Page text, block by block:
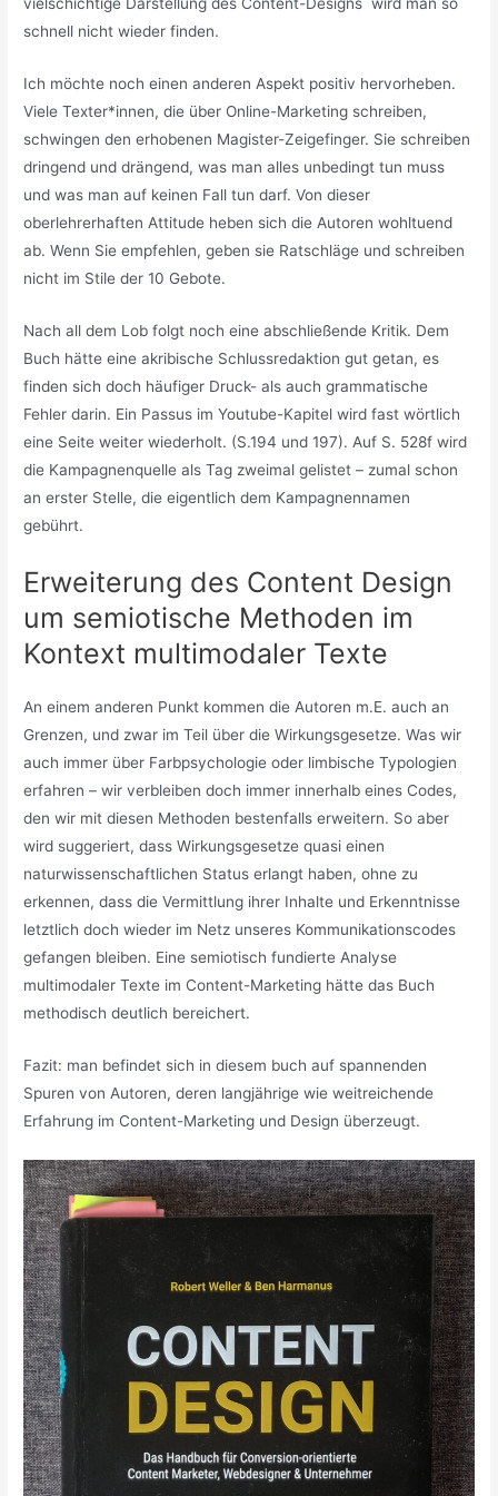
schnell nicht wieder finden.
Ich möchte noch einen anderen Aspekt positiv hervorheben.
Viele Texter*innen, die über Online-Marketing schreiben,
schwingen den erhobenen Magister-Zeigefinger. Sie schreiben
dringend und drängend, was man alles unbedingt tun muss
und was man auf keinen Fall tun darf. Von dieser
oberlehrerhaften Attitude heben sich die Autoren wohltuend
ab. Wenn Sie empfehlen, geben sie Ratschläge und schreiben
nicht im Stile der 10 Gebote.
Nach all dem Lob folgt noch eine abschließende Kritik. Dem
Buch hätte eine akribische Schlussredaktion gut getan, es
finden sich doch häufiger Druck- als auch grammatische
Fehler darin. Ein Passus im Youtube-Kapitel wird fast wörtlich
eine Seite weiter wiederholt. (S.194 und 197). Auf S. 528f wird
die Kampagnenquelle als Tag zweimal gelistet – zumal schon
an erster Stelle, die eigentlich dem Kampagnennamen
gebührt.
Erweiterung des Content Design
um semiotische Methoden im
Kontext multimodaler Texte
An einem anderen Punkt kommen die Autoren m.E. auch an
Grenzen, und zwar im Teil über die Wirkungsgesetze. Was wir
auch immer über Farbpsychologie oder limbische Typologien
erfahren – wir verbleiben doch immer innerhalb eines Codes,
den wir mit diesen Methoden bestenfalls erweitern. So aber
wird suggeriert, dass Wirkungsgesetze quasi einen
naturwissenschaftlichen Status erlangt haben, ohne zu
erkennen, dass die Vermittlung ihrer Inhalte und Erkenntnisse
letztlich doch wieder im Netz unseres Kommunikationscodes
gefangen bleiben. Eine semiotisch fundierte Analyse
multimodaler Texte im Content-Marketing hätte das Buch
methodisch deutlich bereichert.
Fazit: man befindet sich in diesem buch auf spannenden
Spuren von Autoren, deren langjährige wie weitreichende
Erfahrung im Content-Marketing und Design überzeugt.